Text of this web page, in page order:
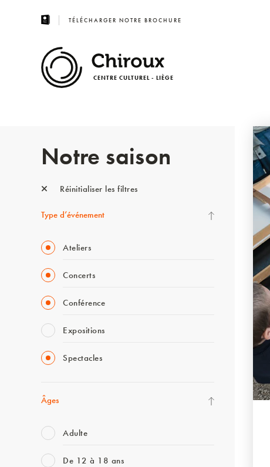
TÉLÉCHARGER NOTRE BROCHURE
CENTRE CULTUREL - LIÈGE
Notre saison
Réinitialiser les filtres
Type d’événement
Ateliers
Concerts
Conférence
Expositions
Spectacles
Âges
Adulte
De 12 à 18 ans